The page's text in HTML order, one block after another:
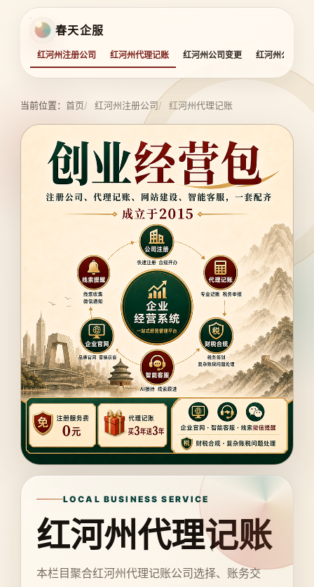
春天企服
红河州注册公司 红河州代理记账 红河州公司变更 红河州公司注销
当前位置： 首页 红河州注册公司 红河州代理记账
LOCAL BUSINESS SERVICE
红河州代理记账
本栏目聚合红河州代理记账公司选择、账务交